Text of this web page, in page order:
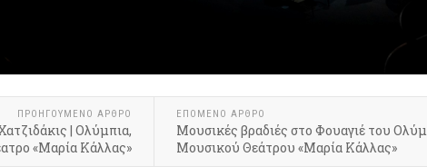
ΠΡΟΗΓΟΎΜΕΝΟ ΆΡΘΡΟ
| Ολύμπια,
«Μαρία Κάλλας»
ΕΠΌΜΕΝΟ ΆΡΘΡΟ
Μουσικές βραδιές στο Φουαγιέ του
Μουσικού Θεάτρου «Μαρία Κάλλας»